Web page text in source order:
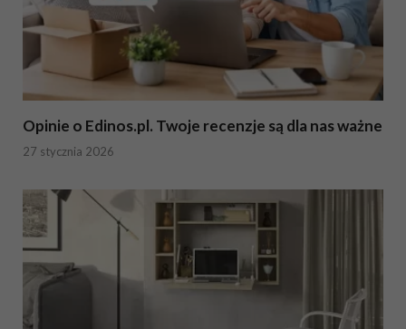
Opinie o Edinos.pl. Twoje recenzje są dla nas ważne
27 stycznia 2026